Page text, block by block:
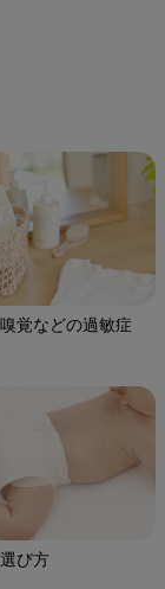
覚などの過敏症
び方